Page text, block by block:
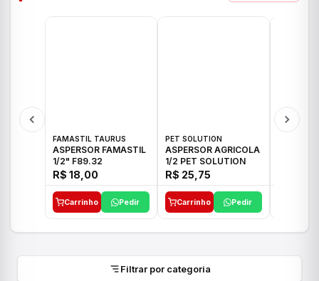
FAMASTIL TAURUS
ASPERSOR FAMASTIL
1/2" F89.32
R$ 18,00
Carrinho Pedir
PET SOLUTION
ASPERSOR AGRICOLA
1/2 PET SOLUTION
R$ 25,75
Carrinho Pedir
Filtrar por categoria